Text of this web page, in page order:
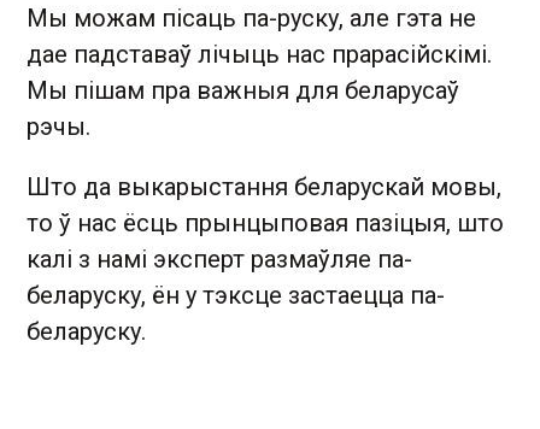
Мы можам пісаць па-руску, але гэта не
дае падставаў лічыць нас прарасійскімі.
Мы пішам пра важныя для беларусаў
рэчы.
Што да выкарыстання беларускай мовы,
то ў нас ёсць прынцыповая пазіцыя, што
калі з намі эксперт размаўляе па-
беларуску, ён у тэксце застаецца па-
беларуску.